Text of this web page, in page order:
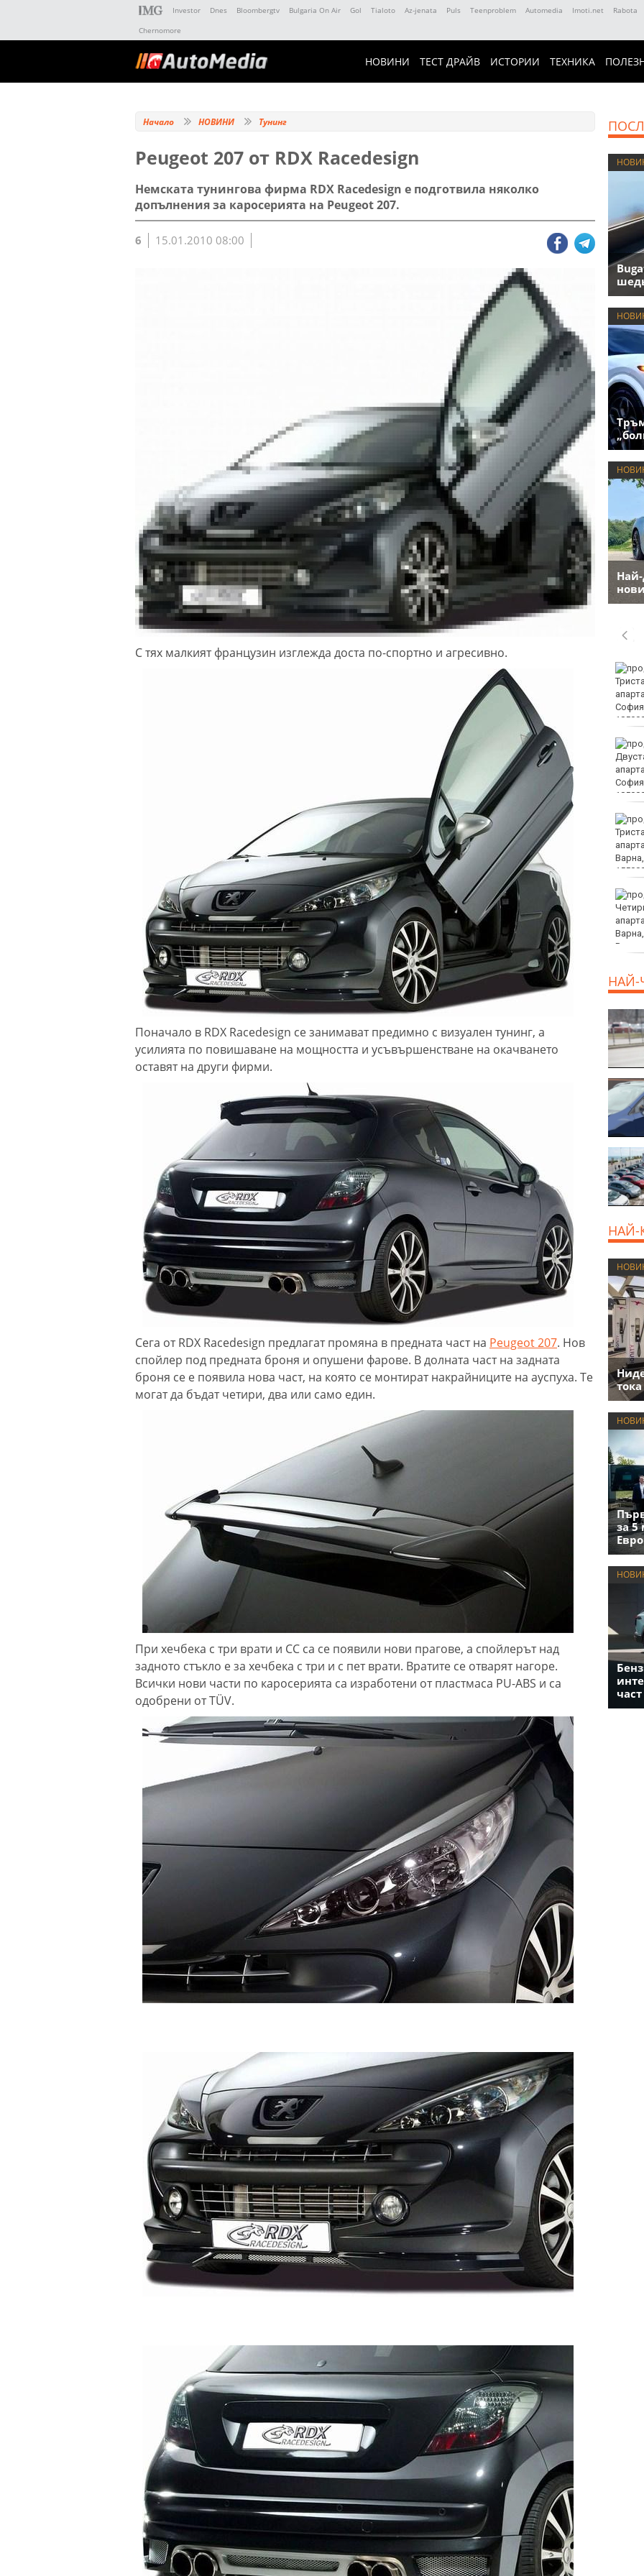
Investor Dnes Bloombergtv Bulgaria On Air Gol Tialoto Az-jenata Puls Teenproblem Automedia Imoti.net Rabota
Chernomore
НОВИНИ ТЕСТ ДРАЙВ ИСТОРИИ ТЕХНИКА
Начало НОВИНИ Тунинг
Peugeot 207 от RDX Racedesign
Немската тунингова фирма RDX Racedesign е подготвила няколко
допълнения за каросерията на Peugeot 207.
6 15.01.2010 08:00
С тях малкият французин изглежда доста по-спортно и агресивно.
Поначало в RDX Racedesign се занимават предимно с визуален тунинг, а
усилията по повишаване на мощността и усъвършенстване на окачването
оставят на други фирми.
Сега от RDX Racedesign предлагат промяна в предната част на Peugeot 207. Нов
спойлер под предната броня и опушени фарове. В долната част на задната
броня се е появила нова част, на която се монтират накрайниците на ауспуха. Те
могат да бъдат четири, два или само един.
При хечбека с три врати и СС са се появили нови прагове, а спойлерът над
задното стъкло е за хечбека с три и с пет врати. Вратите се отварят нагоре.
Всички нови части по каросерията са изработени от пластмаса PU-ABS и са
одобрени от TÜV.
Най-
ЕЦТП: „Туризмът за
шофьорски книжки“
заобикаля закона и
създава риск за всички
Организират редица
инициативи за
Международния ден на
младежта във Варна
Чужденец, ползвал
фалшива шофьорска
книжка, бе осъден във
Варна
Спипаха 75-годишен
дядо с 53 грама чист
кокаин
НАЙ-
НАЙ-
за 5
част